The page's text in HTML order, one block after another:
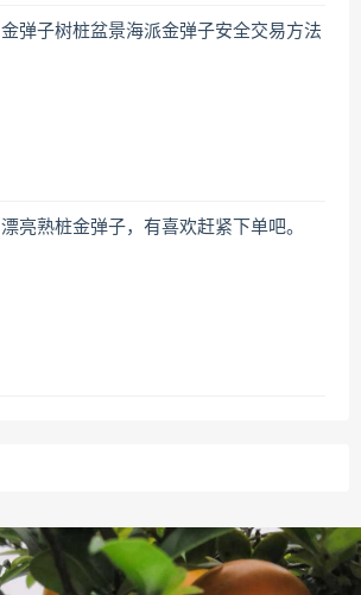
金弹子树桩盆景海派金弹子安全交易方法
漂亮熟桩金弹子，有喜欢赶紧下单吧。